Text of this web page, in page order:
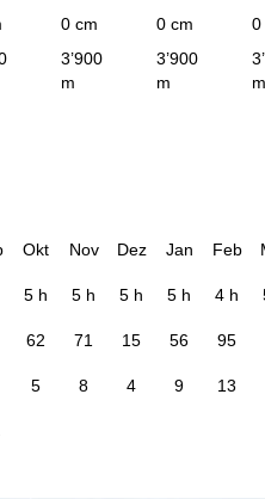
0 cm 0 cm 0
3’900
m
3’900
m
m
Okt Nov Dez Jan Feb
5 h 5 h 5 h 5 h 4 h
62 71 15 56 95
5 8 4 9 13